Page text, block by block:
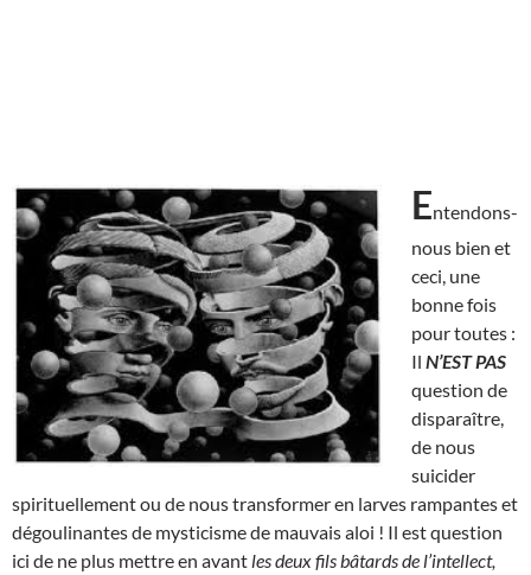
Entendons-
nous bien et
ceci, une
bonne fois
pour toutes :
Il N’EST PAS
question de
disparaître,
de nous
suicider
spirituellement ou de nous transformer en larves rampantes et
dégoulinantes de mysticisme de mauvais aloi ! Il est question
ici de ne plus mettre en avant les deux fils bâtards de l’intellect,